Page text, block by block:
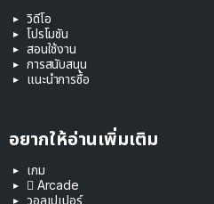
วิดีโอ
โปรโมชัน
สอนใช้งาน
การสนับสนุน
แนะนำการซื้อ
อยากให้อ่านเพิ่มเติม
เกม
 Arcade
วอลเปเปอร์